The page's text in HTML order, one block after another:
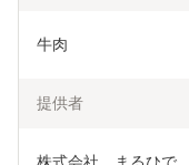
牛肉
提供者